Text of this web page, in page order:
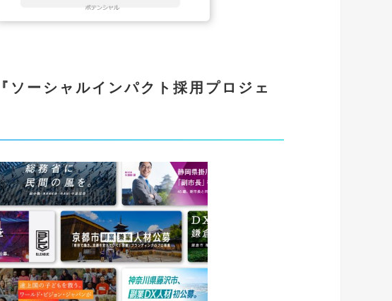
『 ソーシャルインパクト採用プロジェ